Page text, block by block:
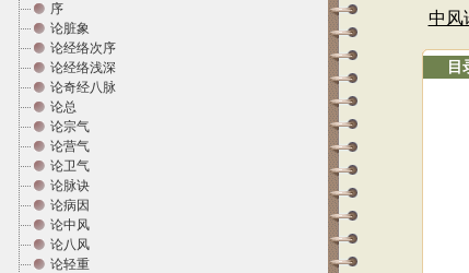
序
论脏象
论经络次序
论经络浅深
论奇经八脉
论总
论宗气
论营气
论卫气
论脉诀
论病因
论中风
论八风
论轻重
中风
目